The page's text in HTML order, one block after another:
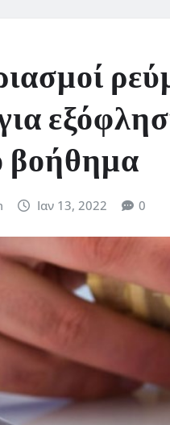
βοήθημα
Ιαν 13, 2022 0